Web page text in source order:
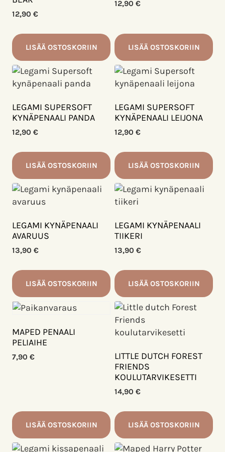
12,90 €
LISÄÄ OSTOSKORIIN
12,90 €
LISÄÄ OSTOSKORIIN
LEGAMI SUPERSOFT
KYNÄPENAALI PANDA
12,90 €
LISÄÄ OSTOSKORIIN
LEGAMI SUPERSOFT
KYNÄPENAALI LEIJONA
12,90 €
LISÄÄ OSTOSKORIIN
LEGAMI KYNÄPENAALI
AVARUUS
13,90 €
LISÄÄ OSTOSKORIIN
LEGAMI KYNÄPENAALI
TIIKERI
13,90 €
LISÄÄ OSTOSKORIIN
MAPED PENAALI
PELIAIHE
7,90 €
LISÄÄ OSTOSKORIIN
LITTLE DUTCH FOREST
FRIENDS
KOULUTARVIKESETTI
14,90 €
LISÄÄ OSTOSKORIIN